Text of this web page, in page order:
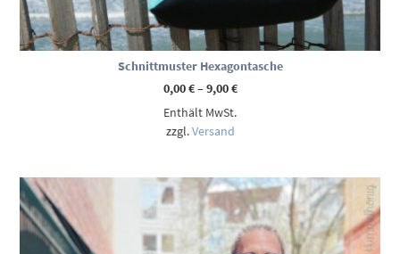
Schnittmuster Hexagontasche
0,00€–9,00€Preisspanne:
bis
Enthält MwSt.
zzgl.Versand